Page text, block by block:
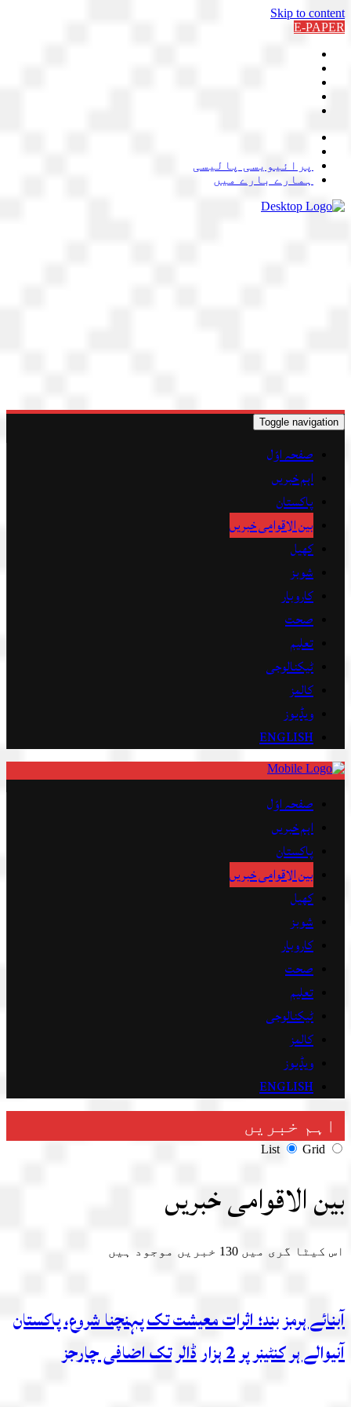
Skip to content
E-PAPER
پرائیویسی پالیسی
ہمارے بارے میں
Toggle navigation
صفحہ اوّل
اہم خبریں
پاکستان
بین الاقوامی خبریں
کھیل
شوبز
کاروبار
صحت
تعلیم
ٹیکنالوجی
کالمز
ویڈیوز
ENGLISH
صفحہ اوّل
اہم خبریں
پاکستان
بین الاقوامی خبریں
کھیل
شوبز
کاروبار
صحت
تعلیم
ٹیکنالوجی
کالمز
ویڈیوز
ENGLISH
اہم خبریں
List Grid
بین الاقوامی خبریں
اس کیٹا گری میں 130 خبریں موجود ہیں
آبنائے ہرمز بند؛ اثرات معیشت تک پہنچنا شروع، پاکستان
آنیوالے ہر کنٹینر پر 2 ہزار ڈالر تک اضافی چارجز